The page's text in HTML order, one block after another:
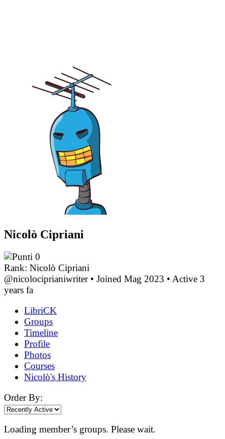
Nicolò Cipriani
0
Rank: Nicolò Cipriani
@nicolociprianiwriter • Joined Mag 2023 • Active 3
years fa
LibriCK
Groups
Timeline
Profile
Photos
Courses
Nicolò's History
Order By:
Loading member’s groups. Please wait.